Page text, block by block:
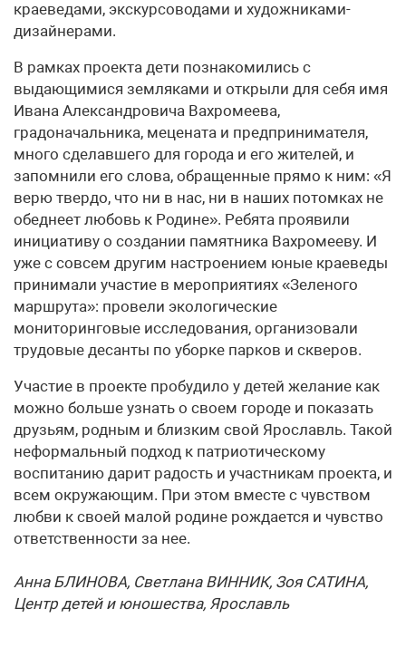
краеведами, экскурсоводами и художниками-
дизайнерами.
В рамках проекта дети познакомились с
выдающимися земляками и открыли для себя имя
Ивана Александровича Вахромеева,
градоначальника, мецената и предпринимателя,
много сделавшего для города и его жителей, и
запомнили его слова, обращенные прямо к ним: «Я
верю твердо, что ни в нас, ни в наших потомках не
обеднеет любовь к Родине». Ребята проявили
инициативу о создании памятника Вахромееву. И
уже с совсем другим настроением юные краеведы
принимали участие в мероприятиях «Зеленого
маршрута»: провели экологические
мониторинговые исследования, организовали
трудовые десанты по уборке парков и скверов.
Участие в проекте пробудило у детей желание как
можно больше узнать о своем городе и показать
друзьям, родным и близким свой Ярославль. Такой
неформальный подход к патриотическому
воспитанию дарит радость и участникам проекта, и
всем окружающим. При этом вместе с чувством
любви к своей малой родине рождается и чувство
ответственности за нее.
Анна БЛИНОВА, Светлана ВИННИК, Зоя САТИНА,
Центр детей и юношества, Ярославль